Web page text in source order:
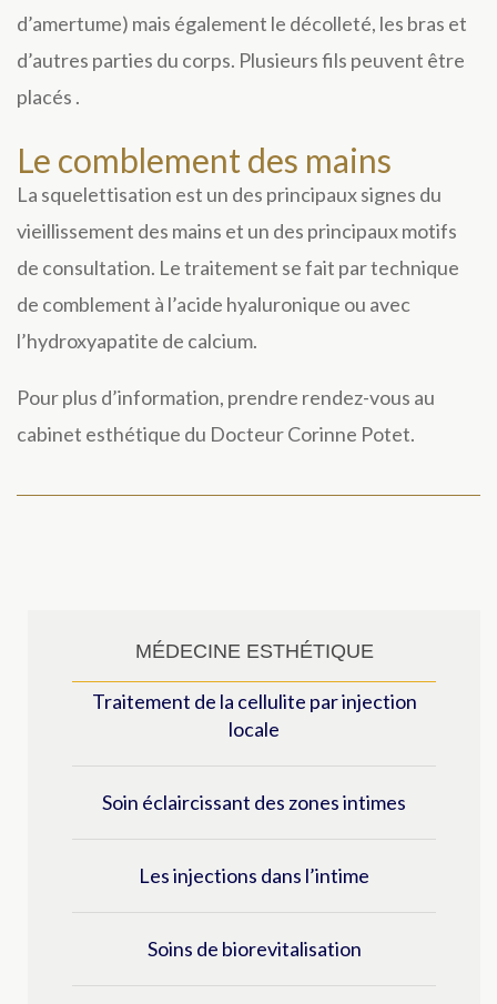
d’amertume) mais également le décolleté, les bras et
d’autres parties du corps. Plusieurs fils peuvent être
placés .
Le comblement des mains
La squelettisation est un des principaux signes du
vieillissement des mains et un des principaux motifs
de consultation. Le traitement se fait par technique
de comblement à l’acide hyaluronique ou avec
l’hydroxyapatite de calcium.
Pour plus d’information, prendre rendez-vous au
cabinet esthétique du Docteur Corinne Potet.
MÉDECINE ESTHÉTIQUE
Traitement de la cellulite par injection
locale
Soin éclaircissant des zones intimes
Les injections dans l’intime
Soins de biorevitalisation